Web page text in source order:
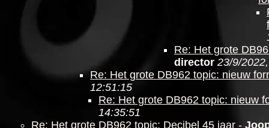
Re: Het grote
director 23/9/
Re: Het grote DB962 topic: nieuw
12:51:15
Re: Het grote DB962 topic: nieuw
14:35:51
Re: Het grote DB962 topic: Decibel 45 jaar -